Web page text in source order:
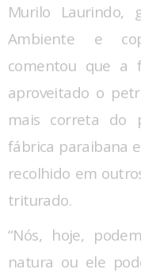
Murilo Laurindo,
Ambiente e
comentou que a
aproveitado o
mais correta do
fábrica paraibana
recolhido em
triturado.
“Nós, hoje,
natura ou ele